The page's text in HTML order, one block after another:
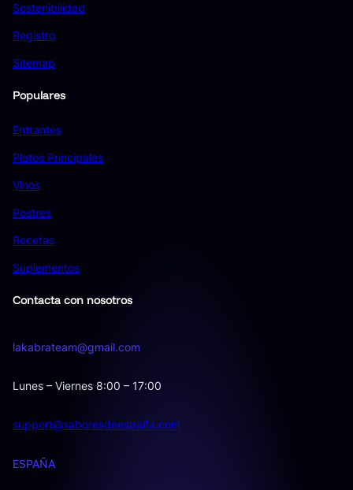
Sostenibilidad
Registro
Sitemap
Populares
Entrantes
Platos Principales
Vinos
Postres
Recetas
Suplementos
Contacta con nosotros
lakabrateam@gmail.com
Lunes – Viernes 8:00 – 17:00
support@saboresdeespaña.com
ESPAÑA